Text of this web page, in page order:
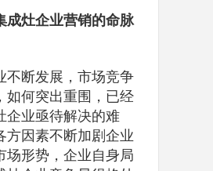
成灶企业营销的命脉
不断发展，市场竞争
如何突出重围，已经
企业亟待解决的难
方因素不断加剧企业
场形势，企业自身局